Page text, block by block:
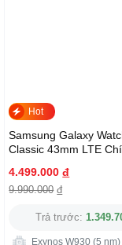
Hot
Samsung Galaxy
Classic 43mm LTE
4.499.000 đ
9.990.000 đ
Trả trước:
Exynos W930 (5 nm)